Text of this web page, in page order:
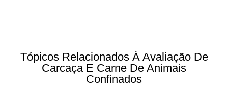
Tópicos Relacionados À Avaliação De
Carcaça E Carne De Animais
Confinados